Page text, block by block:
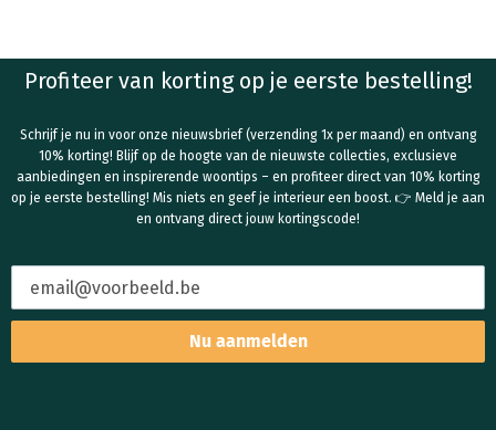
Profiteer van korting op je eerste bestelling!
Schrijf je nu in voor onze nieuwsbrief (verzending 1x per maand) en ontvang
10% korting! Blijf op de hoogte van de nieuwste collecties, exclusieve
aanbiedingen en inspirerende woontips – en profiteer direct van 10% korting
op je eerste bestelling! Mis niets en geef je interieur een boost. 👉 Meld je aan
en ontvang direct jouw kortingscode!
Nu aanmelden